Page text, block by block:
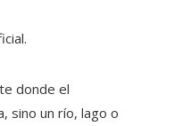
donde el
sino un río, lago o